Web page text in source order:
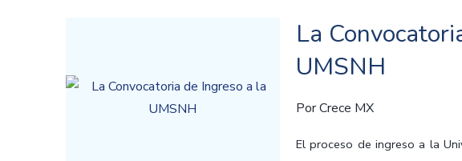
La
UMSNH
PorCrece MX
El proceso de ingreso a la